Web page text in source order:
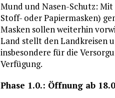
Mund und Nasen-Schutz:
Stoff- oder Papiermasken)
Masken sollen weiterhin
Land stellt den Landkreisen
insbesondere für die
Verfügung.
Phase 1.0.: Öffnung ab